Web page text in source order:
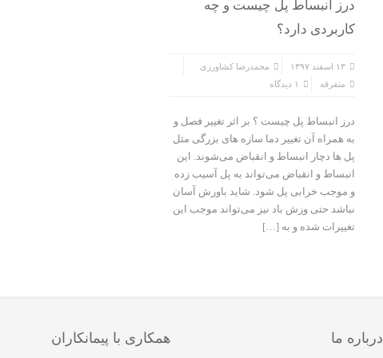
درز انبساط پل چیست و چه
کاربردی دارد؟
۱۳ اسفند ۱۳۹۷
محمدرضا کشاورزی
متفرقه
۱ دیدگاه
درز انبساط پل چیست ؟ بر اثر تغییر فصل و
به همراه آن تغییر دما سازه های بزرگی مثل
پل ها دچار انبساط و انقباض می‌شوند. این
انبساط و انقباض می‌تواند به پل آسیب زده
و موجب خرابی پل شود. شاید باورش آسان
نباشد حتی وزش باد نیز می‌تواند موجب این
تغییرات شده و به […]
درباره ما همکاری با پیمانکاران